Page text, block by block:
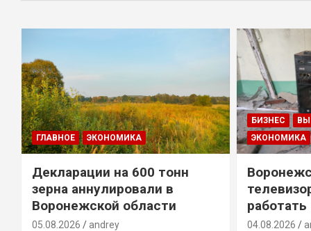
ГЛАВНОЕ ЭКОНОМИКА
Декларации на 600 тонн
зерна аннулировали в
Воронежской области
05.08.2026 andrey
БИЗНЕС
ЭКОНОМИКА
работать
04.08.2026